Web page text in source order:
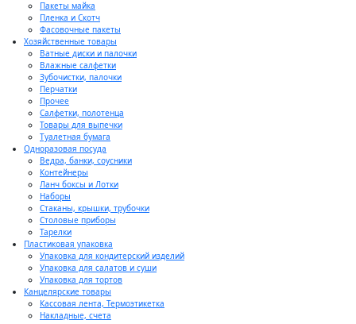
Пакеты майка
Пленка и Скотч
Фасовочные пакеты
Хозяйственные товары
Ватные диски и палочки
Влажные салфетки
Зубочистки, палочки
Перчатки
Прочее
Салфетки, полотенца
Товары для выпечки
Туалетная бумага
Одноразовая посуда
Ведра, банки, соусники
Контейнеры
Ланч боксы и Лотки
Наборы
Стаканы, крышки, трубочки
Столовые приборы
Тарелки
Пластиковая упаковка
Упаковка для кондитерский изделий
Упаковка для салатов и суши
Упаковка для тортов
Канцелярские товары
Кассовая лента, Термоэтикетка
Накладные, счета